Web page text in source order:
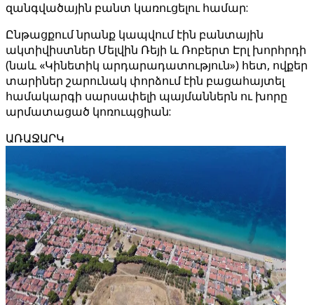
զանգվածային բանտ կառուցելու համար:
Ընթացքում նրանք կապվում էին բանտային
ակտիվիստներ Մելվին Ռեյի և Ռոբերտ Էրլ խորհրդի
(նաև «Կինետիկ արդարադատություն») հետ, ովքեր
տարիներ շարունակ փորձում էին բացահայտել
համակարգի սարսափելի պայմաններն ու խորը
արմատացած կոռուպցիան:
ԱՌԱՋԱՐԿ